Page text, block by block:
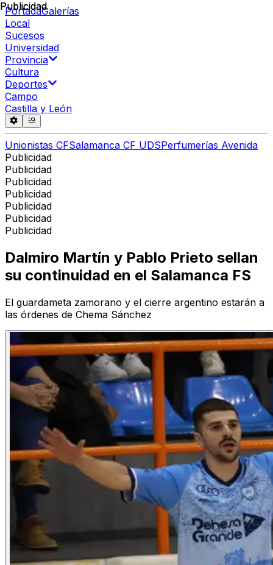
PortadaGalerías
Local
Sucesos
Universidad
Provincia
Cultura
Deportes
Campo
Castilla y León
Unionistas CFSalamanca CF UDSPerfumerías Avenida
Publicidad
Publicidad
Publicidad
Publicidad
Publicidad
Publicidad
Publicidad
Publicidad
Dalmiro Martín y Pablo Prieto sellan
su continuidad en el Salamanca FS
El guardameta zamorano y el cierre argentino estarán a
las órdenes de Chema Sánchez
Publicidad